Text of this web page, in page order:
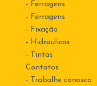
- Ferragens
- Ferragens
- Fixação
- Hidraulicas
- Tintas
Contatos
-
Trabalhe conosco